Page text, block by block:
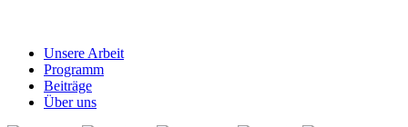
Unsere Arbeit
Programm
Beiträge
Über uns